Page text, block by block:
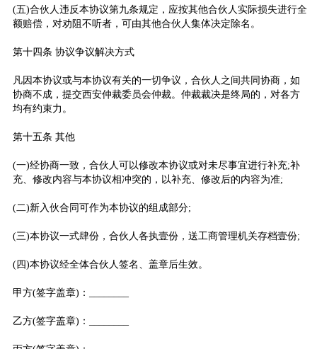
(五)合伙人违反本协议第九条规定，应按其他合伙人实际损失进行全
额赔偿，对劝阻不听者，可由其他合伙人集体决定除名。
第十四条 协议争议解决方式
凡因本协议或与本协议有关的一切争议，合伙人之间共同协商，如
协商不成，提交西安仲裁委员会仲裁。仲裁裁决是终局的，对各方
均有约束力。
第十五条 其他
(一)经协商一致，合伙人可以修改本协议或对未尽事宜进行补充;补
充、修改内容与本协议相冲突的，以补充、修改后的内容为准;
(二)新入伙合同可作为本协议的组成部分;
(三)本协议一式肆份，合伙人各执壹份，送工商管理机关存档壹份;
(四)本协议经全体合伙人签名、盖章后生效。
甲方(签字盖章)：________
乙方(签字盖章)：________